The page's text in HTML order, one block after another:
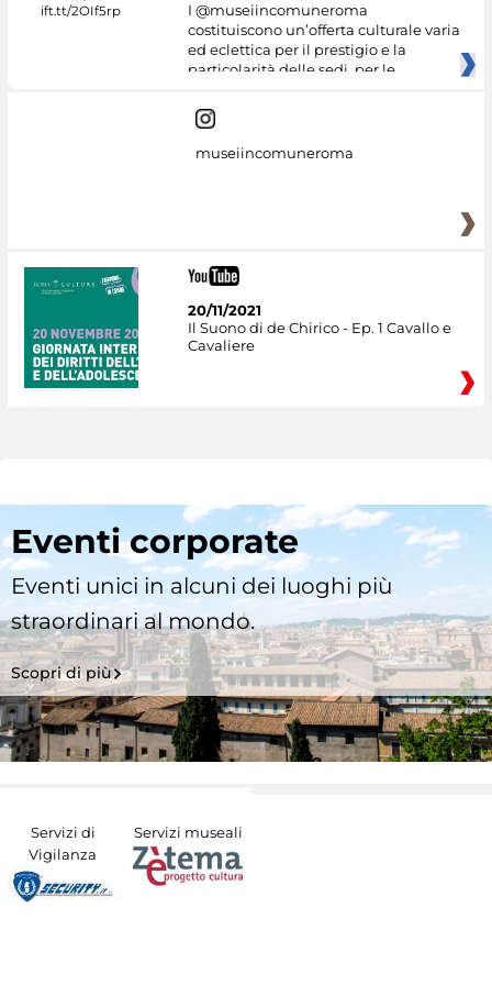
I @museiincomuneroma
costituiscono un’offerta culturale varia
ed eclettica per il prestigio e la
particolarità delle sedi, per le
museiincomuneroma
20/11/2021
Il Suono di de Chirico - Ep. 1 Cavallo e
Cavaliere
Eventi corporate
Eventi unici in alcuni dei luoghi più
straordinari al mondo.
Scopri di più
Servizi di
Vigilanza
Servizi museali